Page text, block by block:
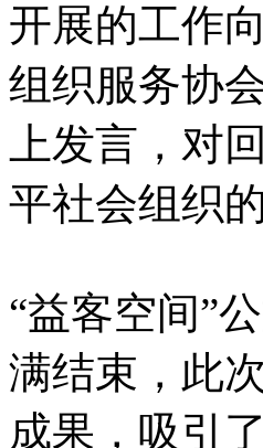
开展的工作
组织服务协
上发言，对
平社会组织
“益客空间”
满结束，此
成果，吸引